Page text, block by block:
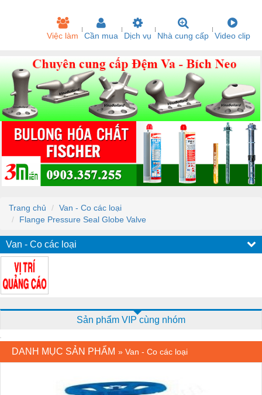
Việc làm Cần mua Dịch vụ Nhà cung cấp Video clip
Trang chủ
Van - Co các loại
Flange Pressure Seal Globe Valve
Van - Co các loại
Sản phẩm VIP cùng nhóm
DANH MỤC SẢN PHẨM » Van - Co các loại